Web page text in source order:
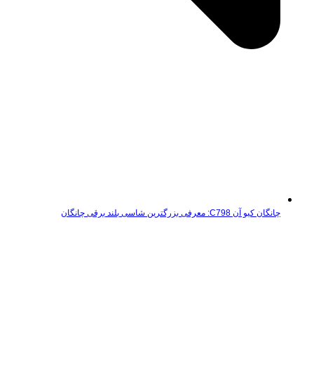
چانگان کیو آن C798: معرفی بزرگترین شاسی بلند برقی چانگان